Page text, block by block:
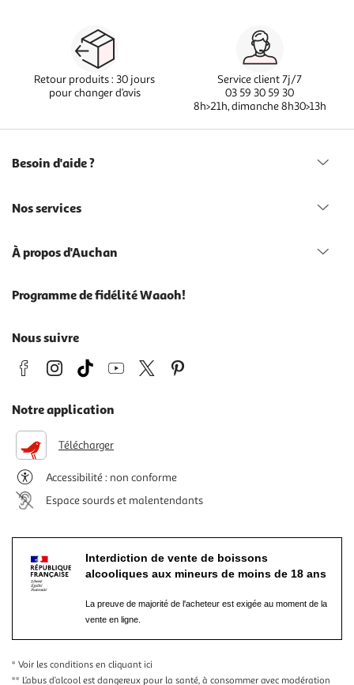
Retour produits : 30 jours
pour changer d’avis
Service client 7j/7
03 59 30 59 30
8h>21h, dimanche 8h30>13h
Besoin d'aide ?
Nos services
À propos d'Auchan
Programme de fidélité Waaoh!
Nous suivre
Notre application
Télécharger
Accessibilité : non conforme
Espace sourds et malentendants
Interdiction de vente de boissons
alcooliques aux mineurs de moins de 18 ans
La preuve de majorité de l'acheteur est exigée au moment de la
vente en ligne.
* Voir les conditions en cliquant ici
** L’abus d’alcool est dangereux pour la santé, à consommer avec modération